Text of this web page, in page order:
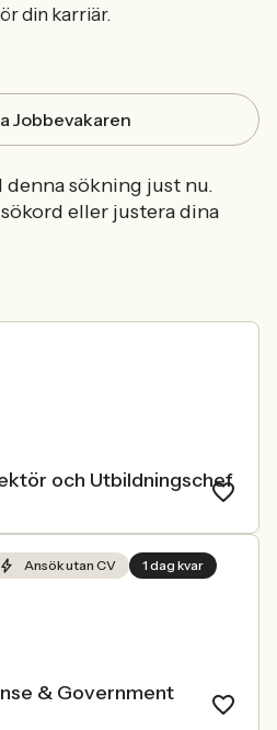
din karriär.
Jobbevakaren
denna sökning just nu.
eller justera dina
och Utbildningschef
Ansök utan CV 1 dag kvar
& Government